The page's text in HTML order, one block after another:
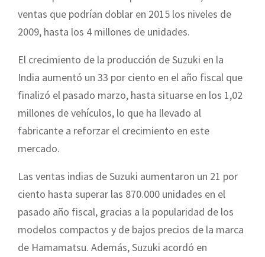
ventas que podrían doblar en 2015 los niveles de
2009, hasta los 4 millones de unidades.
El crecimiento de la producción de Suzuki en la
India aumentó un 33 por ciento en el año fiscal que
finalizó el pasado marzo, hasta situarse en los 1,02
millones de vehículos, lo que ha llevado al
fabricante a reforzar el crecimiento en este
mercado.
Las ventas indias de Suzuki aumentaron un 21 por
ciento hasta superar las 870.000 unidades en el
pasado año fiscal, gracias a la popularidad de los
modelos compactos y de bajos precios de la marca
de Hamamatsu. Además, Suzuki acordó en